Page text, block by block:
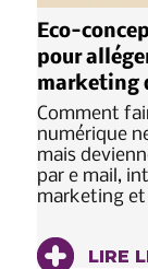
Eco-
pour
marketing
Comment
numérique
mais
par e mail,
marketing et
LIRE